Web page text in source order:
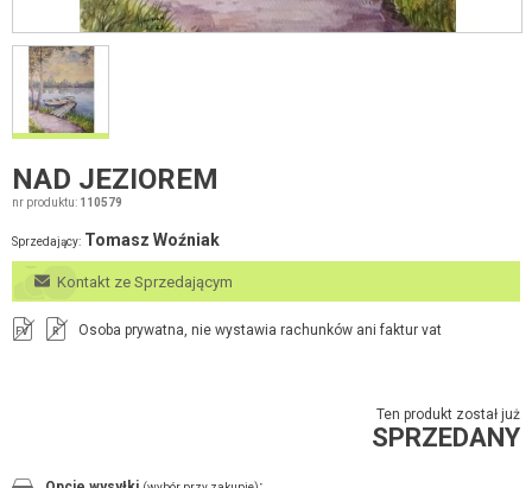
NAD JEZIOREM
nr produktu: 110579
Sprzedający: Tomasz Woźniak
Kontakt ze Sprzedającym
FV R Osoba prywatna, nie wystawia rachunków ani faktur vat
Ten produkt został już
SPRZEDANY